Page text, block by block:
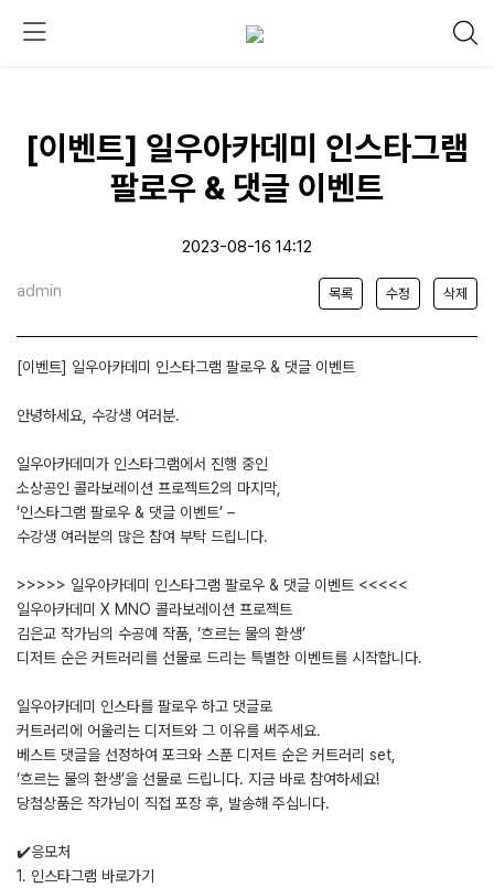
[이벤트] 일우아카데미 인스타그램
팔로우 & 댓글 이벤트
2023-08-16 14:12
admin 목록 수정 삭제
[이벤트] 일우아카데미 인스타그램 팔로우 & 댓글 이벤트
안녕하세요, 수강생 여러분.
일우아카데미가 인스타그램에서 진행 중인
소상공인 콜라보레이션 프로젝트2의 마지막,
‘인스타그램 팔로우 & 댓글 이벤트’ –
수강생 여러분의 많은 참여 부탁 드립니다.
>>>>> 일우아카데미 인스타그램 팔로우 & 댓글 이벤트 <<<<<
일우아카데미 X MNO 콜라보레이션 프로젝트
김은교 작가님의 수공예 작품, ‘흐르는 물의 환생’
디저트 순은 커트러리를 선물로 드리는 특별한 이벤트를 시작합니다.
일우아카데미 인스타를 팔로우 하고 댓글로
커트러리에 어울리는 디저트와 그 이유를 써주세요.
베스트 댓글을 선정하여 포크와 스푼 디저트 순은 커트러리 set,
‘흐르는 물의 환생’을 선물로 드립니다. 지금 바로 참여하세요!
당첨상품은 작가님이 직접 포장 후, 발송해 주십니다.
✔️응모처
1. 인스타그램 바로가기